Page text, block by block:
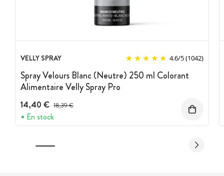
VELLY SPRAY 4.6/5(1042)
Spray Velours Blanc (Neutre) 250 ml Colorant
Alimentaire Velly Spray Pro
14,40 € Prix avant réduction :
18,39 €
En stock